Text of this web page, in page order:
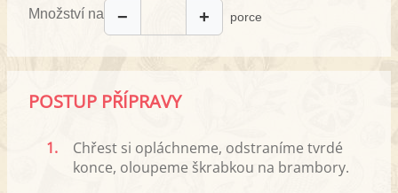
Množství na − + porce
POSTUP PŘÍPRAVY
1.
Chřest si opláchneme, odstraníme tvrdé
konce, oloupeme škrabkou na brambory.